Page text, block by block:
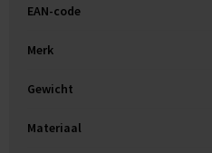
EAN-code
Merk
Gewicht
Materiaal